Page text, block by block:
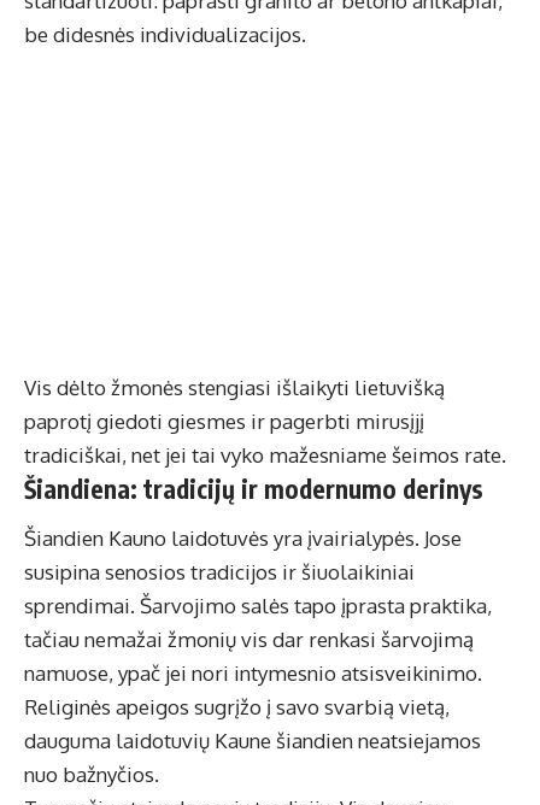
be didesnės individualizacijos.
Vis dėlto žmonės stengiasi išlaikyti lietuvišką
paprotį giedoti giesmes ir pagerbti mirusįjį
tradiciškai, net jei tai vyko mažesniame šeimos rate.
Šiandiena: tradicijų ir modernumo derinys
Šiandien Kauno laidotuvės yra įvairialypės. Jose
susipina senosios tradicijos ir šiuolaikiniai
sprendimai. Šarvojimo salės tapo įprasta praktika,
tačiau nemažai žmonių vis dar renkasi šarvojimą
namuose, ypač jei nori intymesnio atsisveikinimo.
Religinės apeigos sugrįžo į savo svarbią vietą,
dauguma laidotuvių Kaune šiandien neatsiejamos
nuo bažnyčios.